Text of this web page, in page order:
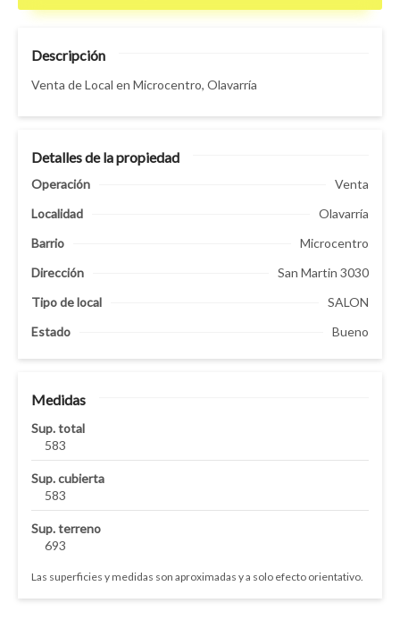
Descripción
Venta de Local en Microcentro, Olavarría
Detalles de la propiedad
Operación
Venta
Localidad
Olavarría
Barrio
Microcentro
Dirección
San Martin 3030
Tipo delocal
SALON
Estado
Bueno
Medidas
Sup. total
583
Sup. cubierta
583
Sup. terreno
693
Las superficies y medidas son aproximadas y a solo efecto orientativo.